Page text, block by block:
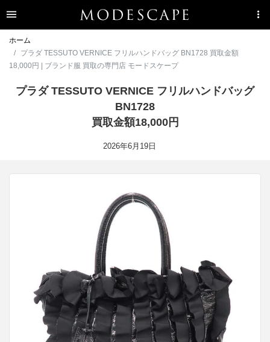
ホーム
プラダ TESSUTO VERNICE フリルハンドバッグ BN1728 買取金額
18,000円 | ブランド服 買取の専門店 モードスケープ
プラダ TESSUTO VERNICE フリルハンドバッグ
BN1728
買取金額18,000円
2026年6月19日